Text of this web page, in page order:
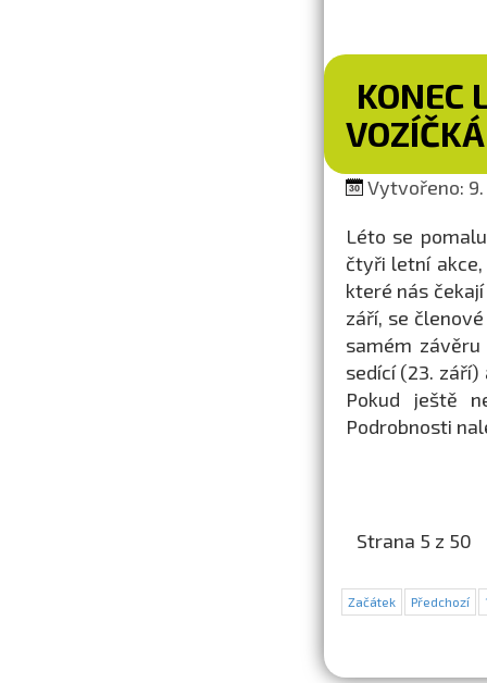
KONEC
Vytvořeno: 9.
Léto se
čtyři letní
které nás
září, se
samém
sedící (23.
Pokud ještě
Podrobnosti
Strana 5 z 50
Začátek Předchozí